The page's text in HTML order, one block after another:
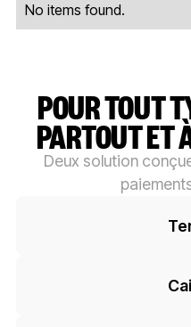
No items found.
POUR TOUT
PARTOUT ET
Deux solution